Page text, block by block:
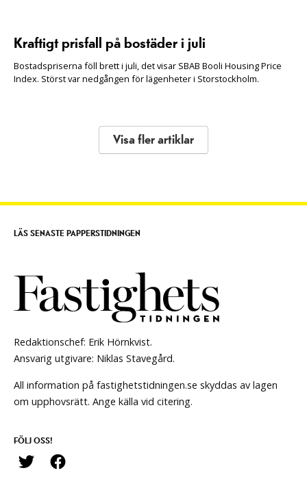
Kraftigt prisfall på bostäder i juli
Bostadspriserna föll brett i juli, det visar SBAB Booli Housing Price
Index. Störst var nedgången för lägenheter i Storstockholm.
Visa fler artiklar
Redaktionschef: Erik Hörnkvist.
Ansvarig utgivare: Niklas Stavegård.
All information på fastighetstidningen.se skyddas av lagen
om upphovsrätt. Ange källa vid citering.
FÖLJ OSS!
LÄS SENASTE PAPPERSTIDNINGEN